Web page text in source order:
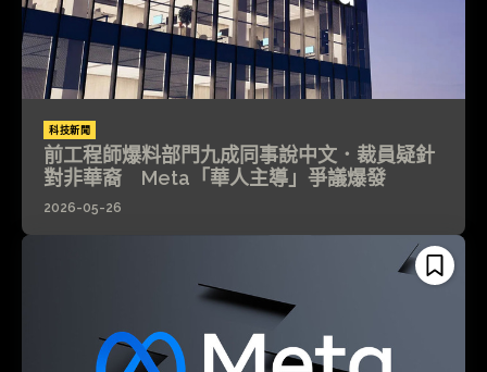
科技新聞
前工程師爆料部門九成同事說中文．裁員疑針
對非華裔 Meta「華人主導」爭議爆發
2026-05-26